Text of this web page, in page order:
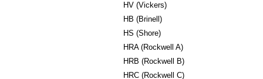
HV (Vickers)
HB (Brinell)
HS (Shore)
HRA (Rockwell A)
HRB (Rockwell B)
HRC (Rockwell C)